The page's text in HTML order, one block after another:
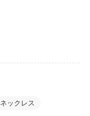
ネックレス